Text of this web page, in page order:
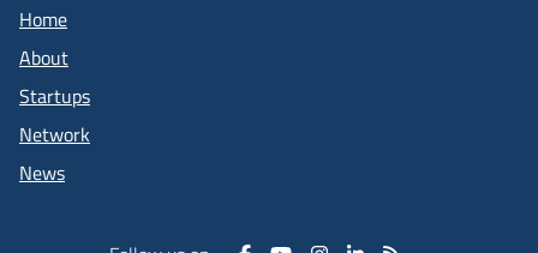
Home
About
Startups
Network
News